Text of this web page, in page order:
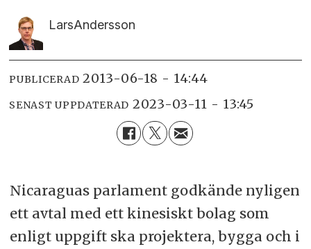
LarsAndersson
PUBLICERAD 2013-06-18 - 14:44
SENAST UPPDATERAD 2023-03-11 - 13:45
Nicaraguas parlament godkände nyligen
ett avtal med ett kinesiskt bolag som
enligt uppgift ska projektera, bygga och i